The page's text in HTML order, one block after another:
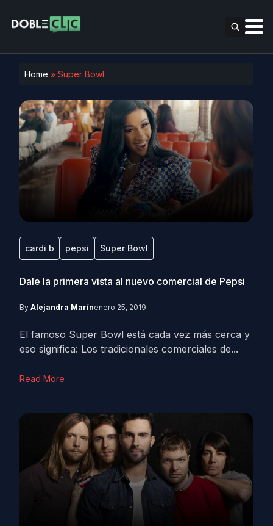
Home » Super Bowl
cardi b pepsi Super Bowl
Dale la primera vista al nuevo comercial de Pepsi
By Alejandra Marínenero 25, 2019
El famoso Super Bowl está cada vez más cerca y
eso significa: Los tradicionales comerciales de...
Read More